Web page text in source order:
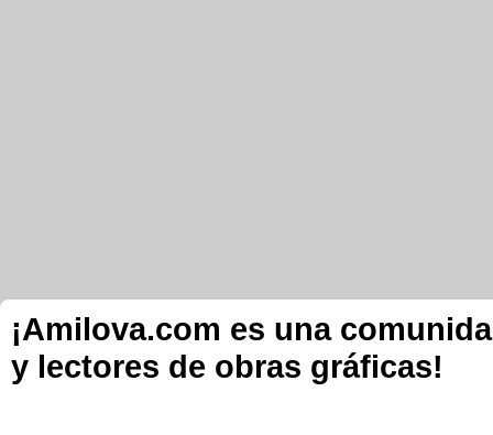
¡Amilova.com es una
y lectores de obras gráficas!